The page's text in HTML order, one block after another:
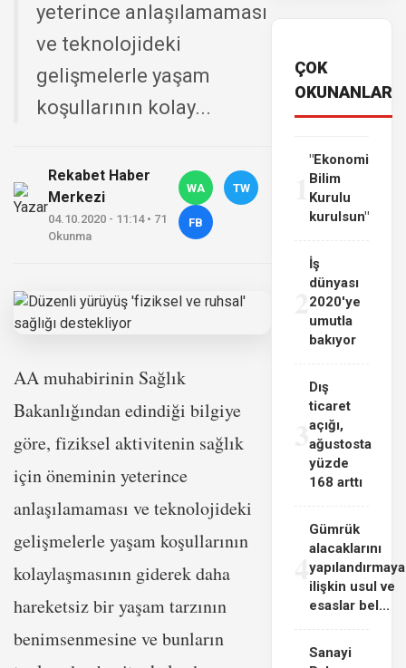
yeterince anlaşılamaması
ve teknolojideki
gelişmelerle yaşam
koşullarının kolay...
Rekabet Haber
Merkezi
04.10.2020 - 11:14 • 71
Okunma
WA TW
FB
AA muhabirinin Sağlık
Bakanlığından edindiği bilgiye
göre, fiziksel aktivitenin sağlık
için öneminin yeterince
anlaşılamaması ve teknolojideki
gelişmelerle yaşam koşullarının
kolaylaşmasının giderek daha
hareketsiz bir yaşam tarzının
benimsenmesine ve bunların
ÇOK
OKUNANLAR
"Ekonomi
Bilim
Kurulu
kurulsun"
İş
dünyası
2020'ye
umutla
bakıyor
3
Dış
ticaret
açığı,
ağustosta
yüzde
168 arttı
4
Gümrük
alacaklarını
yapılandırmaya
ilişkin usul ve
esaslar bel...
Sanayi